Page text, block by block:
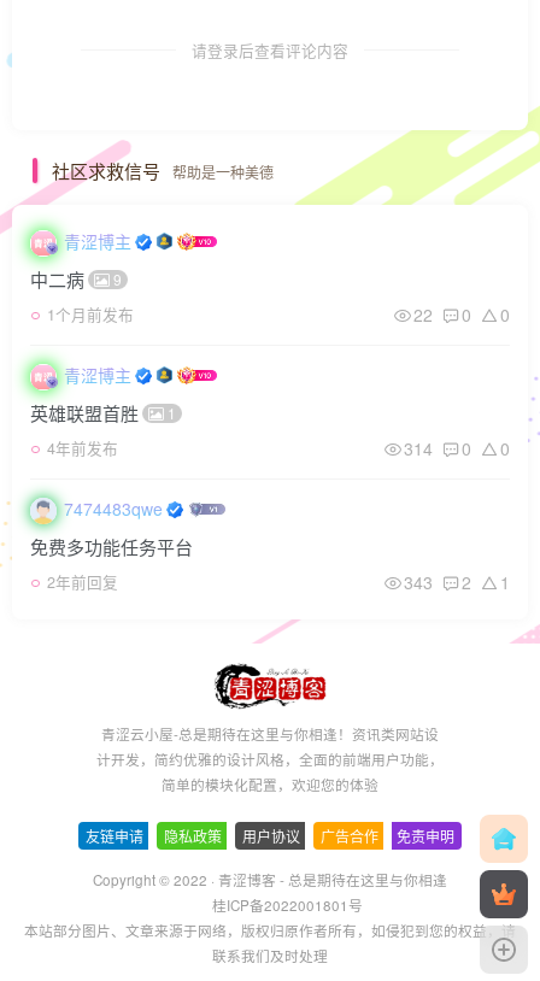
请登录后查看评论内容
社区求救信号 帮助是一种美德
青涩博主
中二病 9
1个月前发布 22 0 0
青涩博主
英雄联盟首胜 1
4年前发布 314 0 0
7474483qwe
免费多功能任务平台
2年前回复 343 2 1
青涩云小屋-总是期待在这里与你相逢！资讯类网站设
计开发，简约优雅的设计风格，全面的前端用户功能，
简单的模块化配置，欢迎您的体验
友链申请 隐私政策 用户协议 广告合作 免责申明
Copyright © 2022 · 青涩博客 - 总是期待在这里与你相逢
桂ICP备2022001801号
本站部分图片、文章来源于网络，版权归原作者所有，如侵犯到您的权益，请
联系我们及时处理